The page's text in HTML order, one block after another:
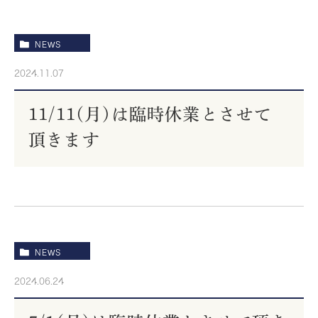
NEWS
2024.11.07
11/11(月)は臨時休業とさせて
頂きます
NEWS
2024.06.24